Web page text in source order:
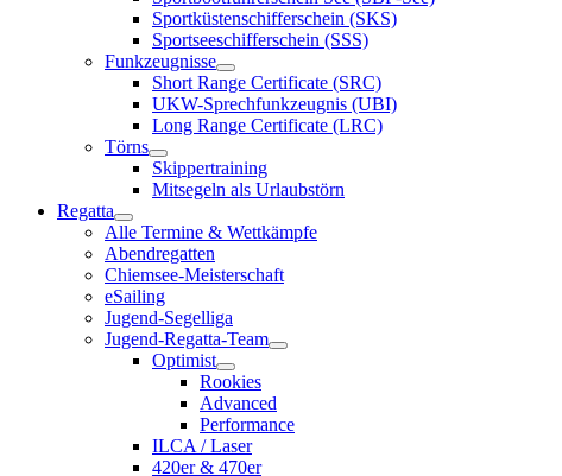
Sportküstenschifferschein (SKS)
Sportseeschifferschein (SSS)
Funkzeugnisse
Short Range Certificate (SRC)
UKW-Sprechfunkzeugnis (UBI)
Long Range Certificate (LRC)
Törns
Skippertraining
Mitsegeln als Urlaubstörn
Regatta
Alle Termine & Wettkämpfe
Abendregatten
Chiemsee-Meisterschaft
eSailing
Jugend-Segelliga
Jugend-Regatta-Team
Optimist
Rookies
Advanced
Performance
ILCA / Laser
420er & 470er